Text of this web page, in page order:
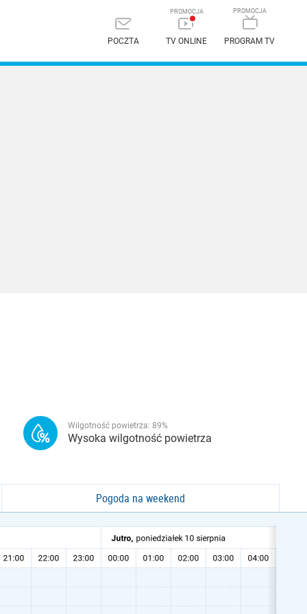
POCZTA TV ONLINE PROGRAM TV
Wilgotność powietrza: 89%
Wysoka wilgotność powietrza
Pogoda na weekend